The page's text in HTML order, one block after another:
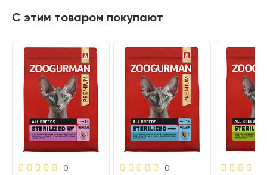
С этим товаром покупают
0 0